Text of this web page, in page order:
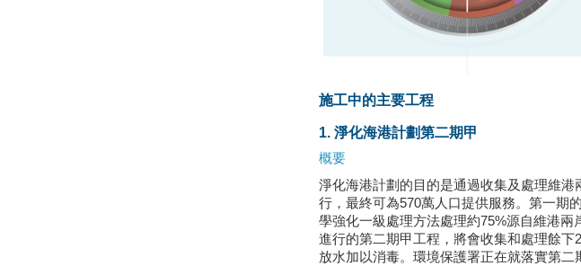
施工中的主要工程
1. 淨化海港計劃第二期甲
概要
淨化海港計劃的目的是通過收集及處理維
行，最終可為570萬人口提供服務。第一期
學強化一級處理方法處理約75%源自維港
進行的第二期甲工程，將會收集和處理餘
放水加以消毒。環境保護署正在就落實第